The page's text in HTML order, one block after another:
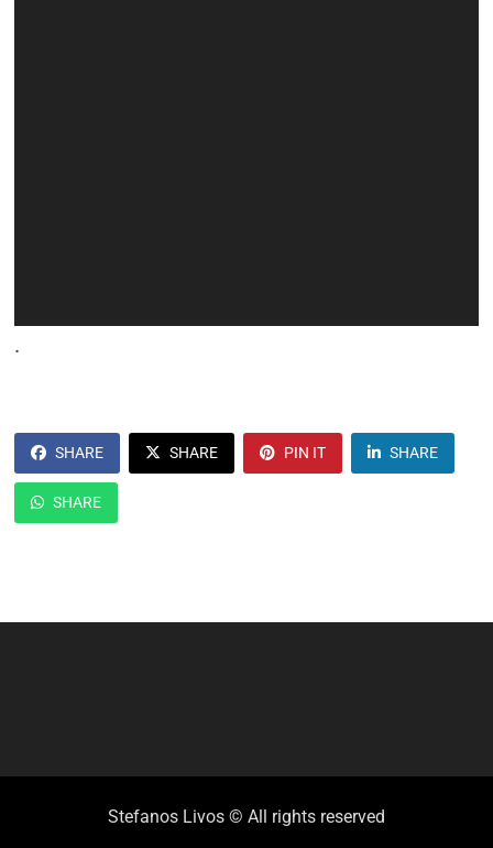
.
SHARE SHARE PIN IT SHARE
SHARE
Stefanos Livos © All rights reserved